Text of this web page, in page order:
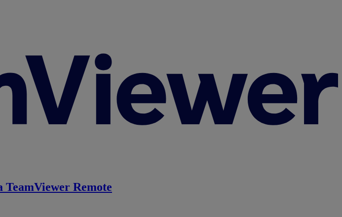
TeamViewer Remote